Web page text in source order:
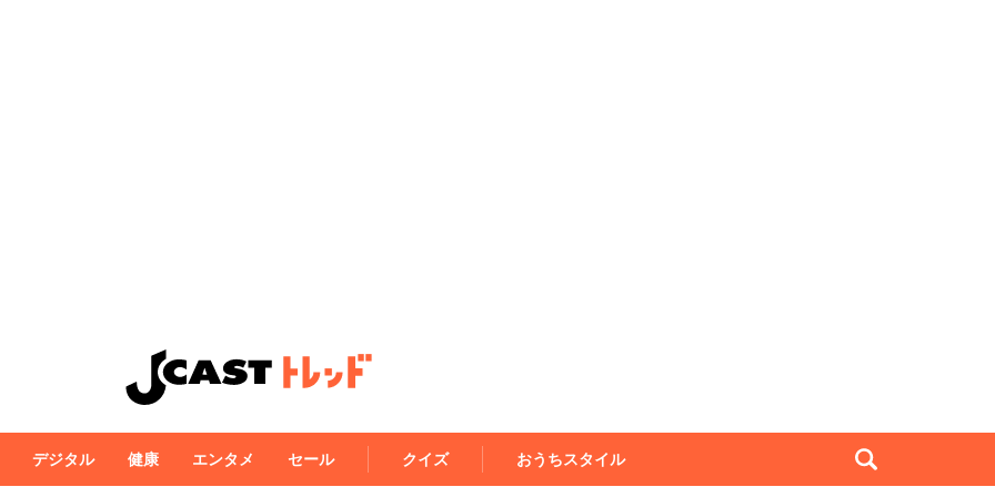
デジタル 健康 エンタメ セール クイズ おうちスタイル